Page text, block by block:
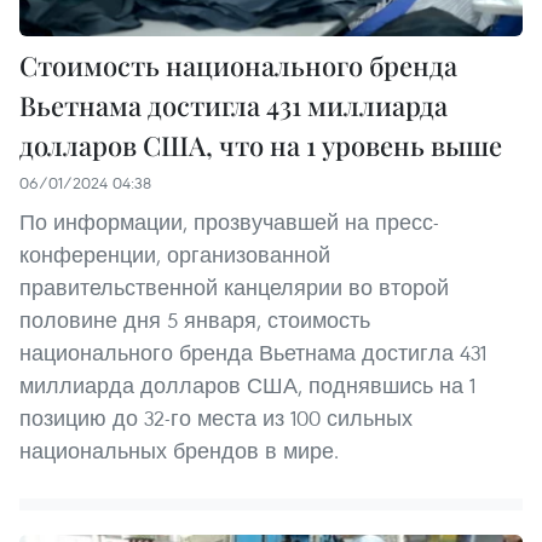
Стоимость национального бренда
Вьетнама достигла 431 миллиарда
долларов США, что на 1 уровень выше
06/01/2024 04:38
По информации, прозвучавшей на пресс-
конференции, организованной
правительственной канцелярии во второй
половине дня 5 января, стоимость
национального бренда Вьетнама достигла 431
миллиарда долларов США, поднявшись на 1
позицию до 32-го места из 100 сильных
национальных брендов в мире.